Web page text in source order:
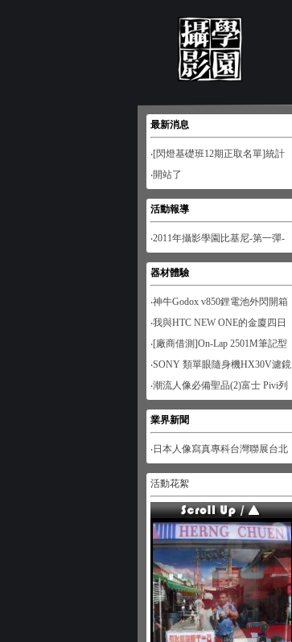
最新消息
‧[閃燈基礎班12期正取名單]統計
至1月28日
‧開站了
活動報導
‧2011年攝影學園比基尼-第一彈-
南寮風情
器材體驗
‧神牛Godox v850鋰電池外閃開箱
‧我與HTC NEW ONE的金廈四日
遊
‧[廠商借測]On-Lap 2501M筆記型
螢幕開箱試用
‧SONY 類單眼隨身機HX30V濾鏡
功能體驗-人像篇
‧潮流人像必備聖品(2)富士 Pivi列
印機
業界新聞
‧日本人像寫真專科台灣聯展台北
展
活動花絮